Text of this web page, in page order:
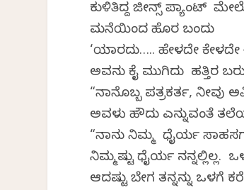
ಕುಳಿತಿದ್ದ ಜೀನ್ಸ್‌ ಪ್ಯಾಂಟ್‌
ಮನೆಯಿಂದ ಹೊರ ಬಂದು
‘ಯಾರದು….. ಹೇಳದೇ ಕೇಳದೇ
ಅವನು ಕೈ ಮುಗಿದು ಹತ್ತಿರ
“ನಾನೊಬ್ಬ ಪತ್ರಕರ್ತ, ನೀವು
ಅವಳು ಹೌದು ಎನ್ನುವಂತೆ
“ನಾನು ನಿಮ್ಮ ಧೈರ್ಯ
ನಿಮ್ಮಷ್ಟು ಧೈರ್ಯ ನನ್ನಲ್ಲಿಲ್ಲ.
ಆದಷ್ಟು ಬೇಗ ತನ್ನನ್ನು ಒಳಗೆ